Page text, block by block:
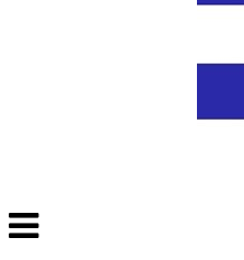
Veksle
navigasjon